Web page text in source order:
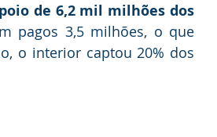
de 6,2 mil milhões dos
pagos 3,5 milhões, o que
o interior captou 20% dos